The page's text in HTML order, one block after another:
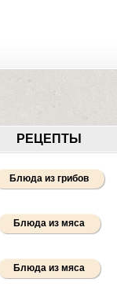
РЕЦЕПТЫ
Блюда из грибов
Блюда из мяса
Блюда из мяса